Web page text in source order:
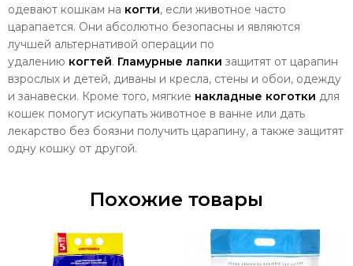
одевают кошкам на когти, если животное часто
царапается. Они абсолютно безопасны и являются
лучшей альтернативой операции по
удалению когтей. Гламурные лапки защитят от царапин
взрослых и детей, диваны и кресла, стены и обои, одежду
и занавески. Кроме того, мягкие накладные коготки для
кошек помогут искупать животное в ванне или дать
лекарство без боязни получить царапину, а также защитят
одну кошку от другой.
Похожие товары